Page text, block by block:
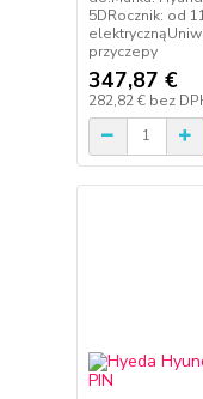
5DRocznik: od
przyczepy
347,87 €
282,82 € bez